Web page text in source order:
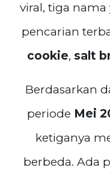
viral, tiga
pencarian
cookie, salt
Berdasarkan
periode Mei
ketiganya
berbeda. Ada